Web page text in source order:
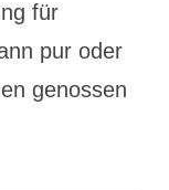
für
pur oder
genossen